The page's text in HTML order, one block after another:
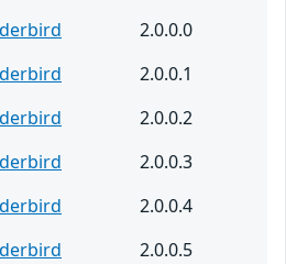
2.0.0.0
2.0.0.1
2.0.0.2
2.0.0.3
2.0.0.4
2.0.0.5